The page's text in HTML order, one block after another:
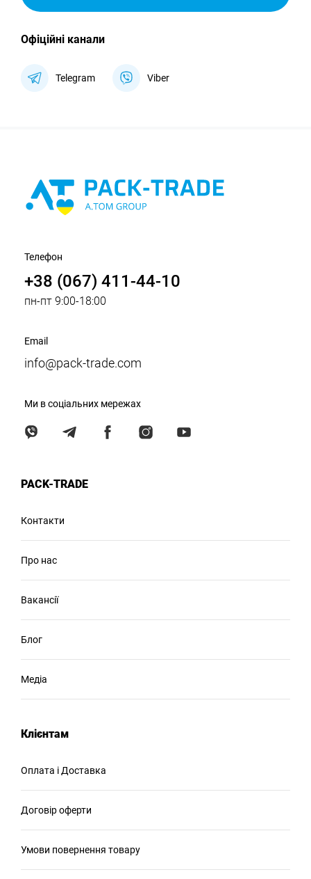
Офіційні канали
Telegram Viber
Телефон
+38 (067) 411-44-10
пн-пт 9:00-18:00
Email
info@pack-trade.com
Ми в соціальних мережах
PACK-TRADE
Контакти
Про нас
Вакансії
Блог
Медіа
Клієнтам
Оплата і Доставка
Договір оферти
Умови повернення товару